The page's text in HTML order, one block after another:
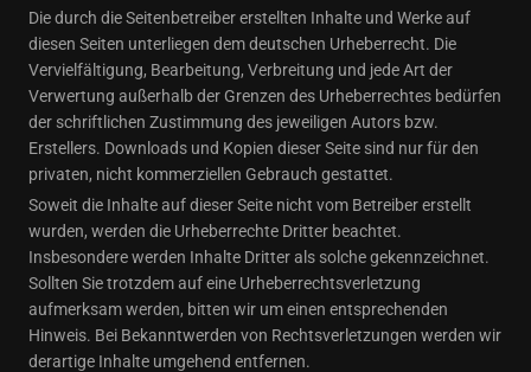
Die durch die Seitenbetreiber erstellten Inhalte und Werke auf
diesen Seiten unterliegen dem deutschen Urheberrecht. Die
Vervielfältigung, Bearbeitung, Verbreitung und jede Art der
Verwertung außerhalb der Grenzen des Urheberrechtes bedürfen
der schriftlichen Zustimmung des jeweiligen Autors bzw.
Erstellers. Downloads und Kopien dieser Seite sind nur für den
privaten, nicht kommerziellen Gebrauch gestattet.
Soweit die Inhalte auf dieser Seite nicht vom Betreiber erstellt
wurden, werden die Urheberrechte Dritter beachtet.
Insbesondere werden Inhalte Dritter als solche gekennzeichnet.
Sollten Sie trotzdem auf eine Urheberrechtsverletzung
aufmerksam werden, bitten wir um einen entsprechenden
Hinweis. Bei Bekanntwerden von Rechtsverletzungen werden wir
derartige Inhalte umgehend entfernen.